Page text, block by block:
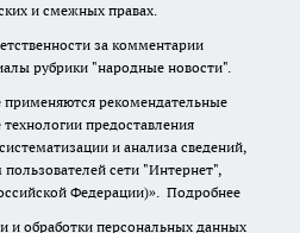
и смежных правах.
за комментарии
рубрики "народные новости".
рекомендательные
предоставления
и анализа сведений,
сети "Интернет",
Федерации)». Подробнее
и обработки персональных данных